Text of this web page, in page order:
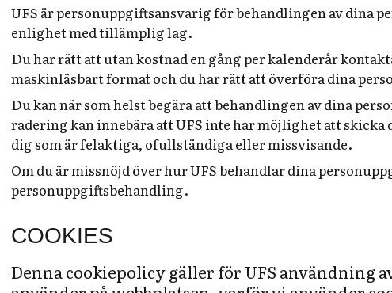
UFS är personuppgiftsansvarig för behandlingen av dina
enlighet med tillämplig lag.
Du har rätt att utan kostnad en gång per kalenderår
maskinläsbart format och du har rätt att överföra dina
Du kan när som helst begära att behandlingen av dina
radering kan innebära att UFS inte har möjlighet att
dig som är felaktiga, ofullständiga eller missvisande.
Om du är missnöjd över hur UFS behandlar dina
personuppgiftsbehandling.
COOKIES
Denna cookiepolicy gäller för UFS användning